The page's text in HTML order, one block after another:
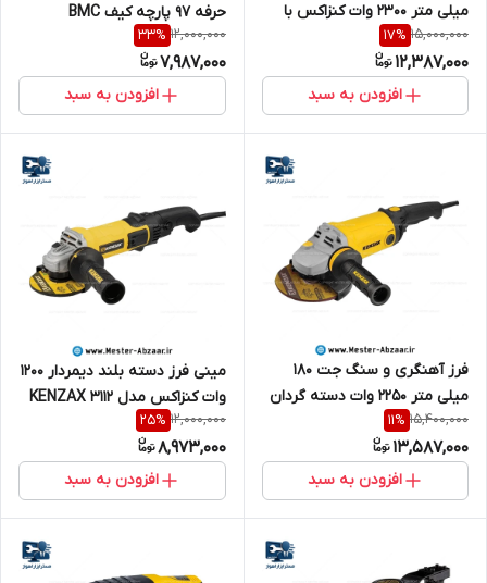
میلی متر 2300 وات کنزاکس با
گارانتی مدل KENZAX KAG-3183
15,000,000
17%
12,387,000
افزودن به سبد
حرفه 97 پارچه کیف BMC
KDG-3580
12,000,000
33%
7,987,000
افزودن به سبد
فرز آهنگری و سنگ جت 180
میلی متر 2250 وات دسته گردان
چرخشی کنزاکس با گارانتی مدل
KENZAX 3158
15,400,000
11%
13,587,000
افزودن به سبد
مینی فرز دسته بلند دیمردار 1200
وات کنزاکس مدل KENZAX 3112
با گارانتی
12,000,000
25%
8,973,000
افزودن به سبد